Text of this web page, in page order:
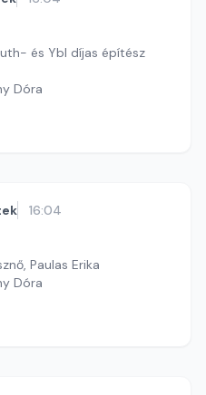
és Ybl díjas építész
Dóra
16:04
Paulas Erika
Dóra